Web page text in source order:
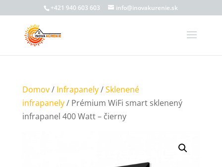
+421 940 603 603 info@inovakurenie.sk
Domov/ Infrapanely/Sklenené
infrapanely/ Prémium WiFi smart sklenený
infrapanel 400 Watt – čierny